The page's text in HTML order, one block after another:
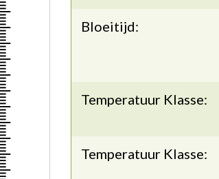
Bloeitijd:
Temperatuur Klasse:
Temperatuur Klasse: